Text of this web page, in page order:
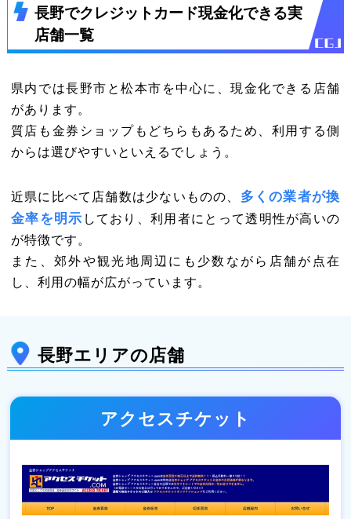
長野でクレジットカード現金化できる実
店舗一覧
県内では長野市と松本市を中心に、現金化できる店舗
があります。
質店も金券ショップもどちらもあるため、利用する側
からは選びやすいといえるでしょう。
近県に比べて店舗数は少ないものの、 多くの業者が換
金率を明示 しており、利用者にとって透明性が高いの
が特徴です。
また、郊外や観光地周辺にも少数ながら店舗が点在
し、利用の幅が広がっています。
長野エリアの店舗
アクセスチケット